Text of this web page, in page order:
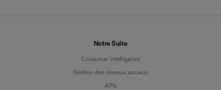
Notre Suite
Consumer Intelligence
Gestion des réseaux sociaux
APIs